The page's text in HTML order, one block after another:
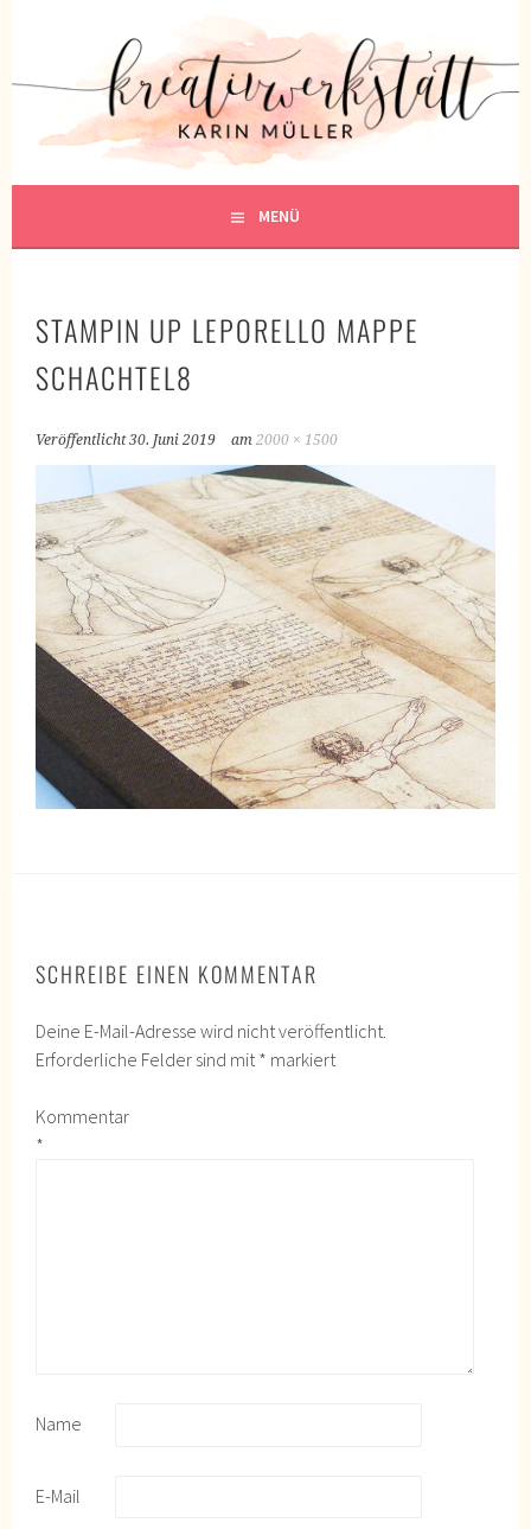
KREATIVWERKSTATT
KREATIV SEIN
MENÜ
STAMPIN UP LEPORELLO MAPPE
SCHACHTEL8
Veröffentlicht30. Juni 2019 am2000 × 1500
SCHREIBE EINEN KOMMENTAR
Deine E-Mail-Adresse wird nicht veröffentlicht.
Erforderliche Felder sind mit* markiert
Kommentar
*
Name
E-Mail